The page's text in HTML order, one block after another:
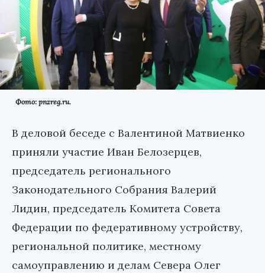
Фото: pnzreg.ru.
В деловой беседе с Валентиной Матвиенко
приняли участие Иван Белозерцев,
председатель регионального
Законодательного Собрания Валерий
Лидин, председатель Комитета Совета
Федерации по федеративному устройству,
региональной политике, местному
самоуправлению и делам Севера Олег